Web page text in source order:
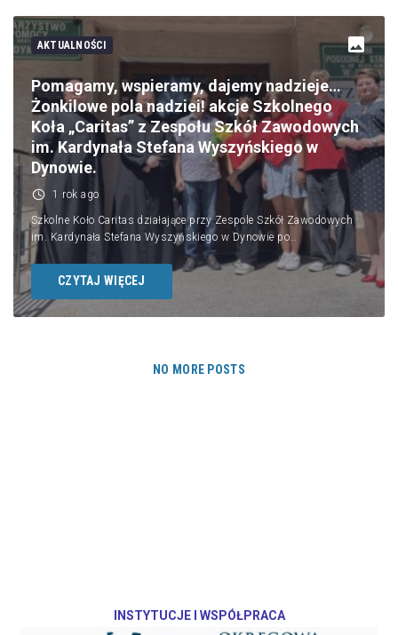
AKTUALNOŚCI
Pomagamy, wspieramy, dajemy nadzieje…
Żonkilowe pola nadziei! akcje Szkolnego
Koła „Caritas” z Zespołu Szkół Zawodowych
im. Kardynała Stefana Wyszyńskiego w
Dynowie.
1 rok ago
Szkolne Koło Caritas działające przy Zespole Szkół Zawodowych
im. Kardynała Stefana Wyszyńskiego w Dynowie po…
CZYTAJ WIĘCEJ
NO MORE POSTS
INSTYTUCJE I WSPÓŁPRACA